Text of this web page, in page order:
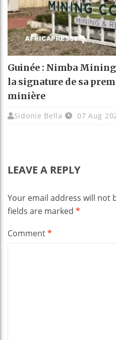
Guinée : Nimba
la signature de sa
minière
Sidonie Bella 07 Aug
LEAVE A REPLY
Your email address will not
fields are marked *
Comment*